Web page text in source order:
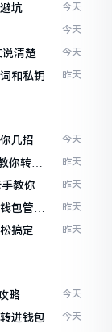
坑 今天
今天
清楚 今天
和私钥 昨天
几招 今天
你转成
昨天
教你咋
昨天
包管理
昨天
搞定 昨天
略 今天
进钱包 今天